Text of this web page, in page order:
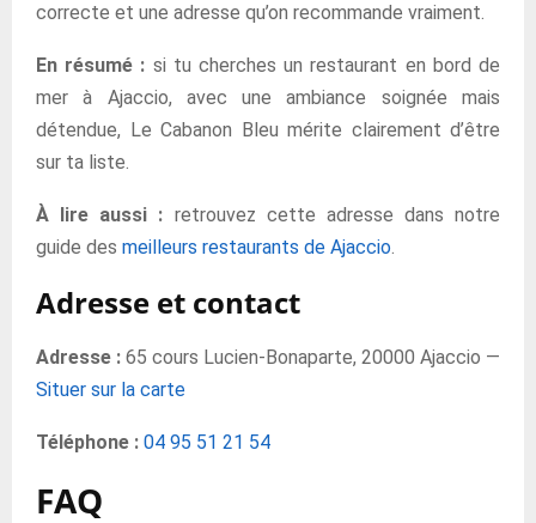
correcte et une adresse qu’on recommande vraiment.
En résumé : si tu cherches un restaurant en bord de
mer à Ajaccio, avec une ambiance soignée mais
détendue, Le Cabanon Bleu mérite clairement d’être
sur ta liste.
À lire aussi : retrouvez cette adresse dans notre
guide des meilleurs restaurants de Ajaccio.
Adresse et contact
Adresse : 65 cours Lucien-Bonaparte, 20000 Ajaccio —
Situer sur la carte
Téléphone : 04 95 51 21 54
FAQ